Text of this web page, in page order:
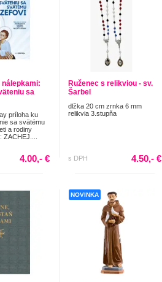
sa
príloha ku
sa svätému
a rodiny
4.00,- €
Ruženec s relikviou - sv.
Šarbel
dlžka 20 cm zrnka 6 mm
relikvia 3.stupňa
s DPH 4.50,- €
NOVINKA